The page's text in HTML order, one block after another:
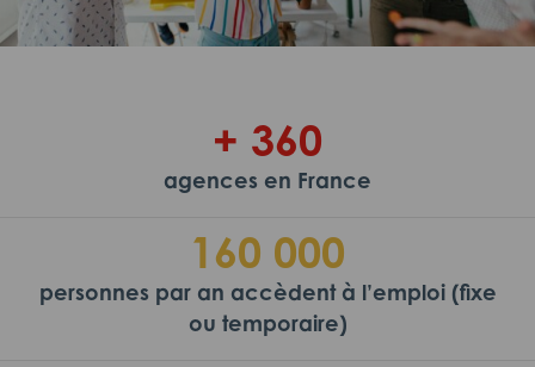
+ 360
agences en France
160 000
personnes par an accèdent à l’emploi (fixe
ou temporaire)